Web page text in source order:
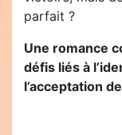
parfait ?
Une romance
défis liés à
l’acceptation